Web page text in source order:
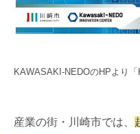
KAWASAKI-NEDOのHPより
産業の街・川崎市では、